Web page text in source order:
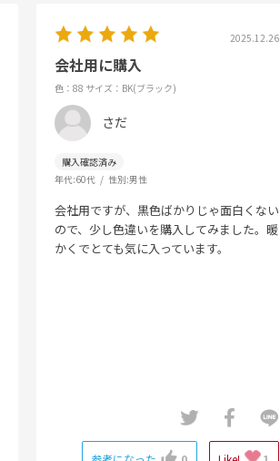
2025.12.26
会社用に購入
色：88 サイズ：BK(ブラック)
さだ
年代:60代 性別:男性
会社用ですが、黒色ばかりじゃ面白くない
ので、少し色違いを購入してみました。暖
かくでとても気に入っています。